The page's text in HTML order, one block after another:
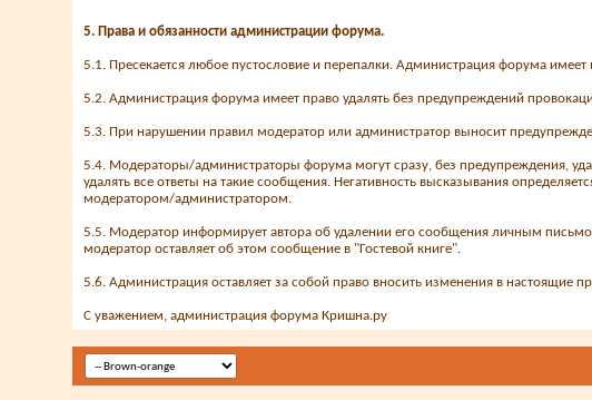
5. Права и обязанности администрации форума.
5.1. Пресекается любое пустословие и перепалки. Администрация форума
5.2. Администрация форума имеет право удалять без предупреждений
5.3. При нарушении правил модератор или администратор выносит
5.4. Модераторы/администраторы форума могут сразу, без предупреждения,
удалять все ответы на такие сообщения. Негативность высказывания
модератором/администратором.
5.5. Модератор информирует автора об удалении его сообщения личным
модератор оставляет об этом сообщение в "Гостевой книге".
5.6. Администрация оставляет за собой право вносить изменения в настоящие
С уважением, администрация форума Кришна.ру